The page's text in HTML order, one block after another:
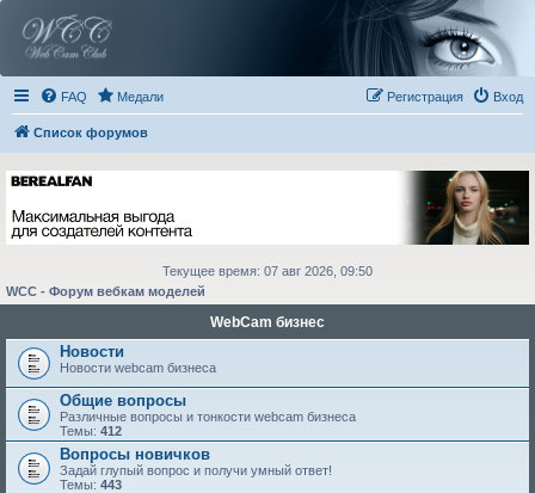
FAQ Медали Вход
Регистрация
Список форумов
Текущее время: 07 авг 2026, 09:50
WCC - Форум вебкам моделей
WebCam бизнес
Новости
Новости webcam бизнеса
Общие вопросы
Различные вопросы и тонкости webcam бизнеса
Темы: 412
Вопросы новичков
Задай глупый вопрос и получи умный ответ!
Темы: 443